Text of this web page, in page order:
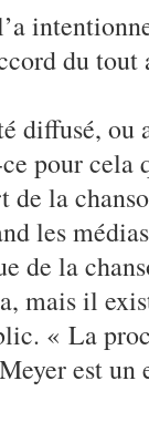
du tout
diffusé, ou
pour cela
la
les
de la
mais il
« La
est un